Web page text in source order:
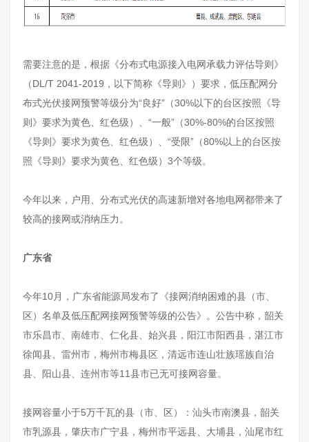
需要注意的是，根据《分布式电源接入电网承载力评估导则》
（DL/T 2041-2019，以下简称《导则》）要求，低压配网分
布式光伏接网预警等级分为“良好”（30%以下的台区按照《导
则》要求为黄色、红色级）、“一般”（30%-80%的台区按照
《导则》要求为黄色、红色级）、“受限”（80%以上的台区按
照《导则》要求为黄色、红色级）3个等级。
今年以来，户用、分布式光伏的高速新增对各地电网都带来了
较高的接网或消纳压力。
广东省
今年10月，广东省能源局发布了《接网消纳困难的县（市、
区）名单及低压配网接网预警等级的公告》。公告中称，韶关
市乐昌市、南雄市、仁化县、始兴县，阳江市阳西县，湛江市
徐闻县、雷州市，梅州市梅县区，清远市连山壮族瑶族自治
县、阳山县、连州市等11县市已无可接网容量。
接网容量小于5万千瓦的县（市、区）：汕头市南澳县，韶关
市乳源县，肇庆市广宁县，梅州市平远县、大埔县，汕尾市红